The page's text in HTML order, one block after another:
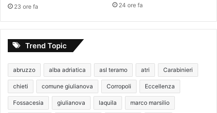
23 ore fa 24 ore fa
Trend Topic
abruzzo alba adriatica asl teramo atri Carabinieri
chieti comune giulianova Corropoli Eccellenza
Fossacesia giulianova laquila marco marsilio